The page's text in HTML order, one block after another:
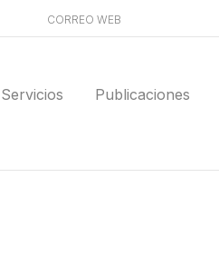
CORREO WEB
Servicios
Publicaciones